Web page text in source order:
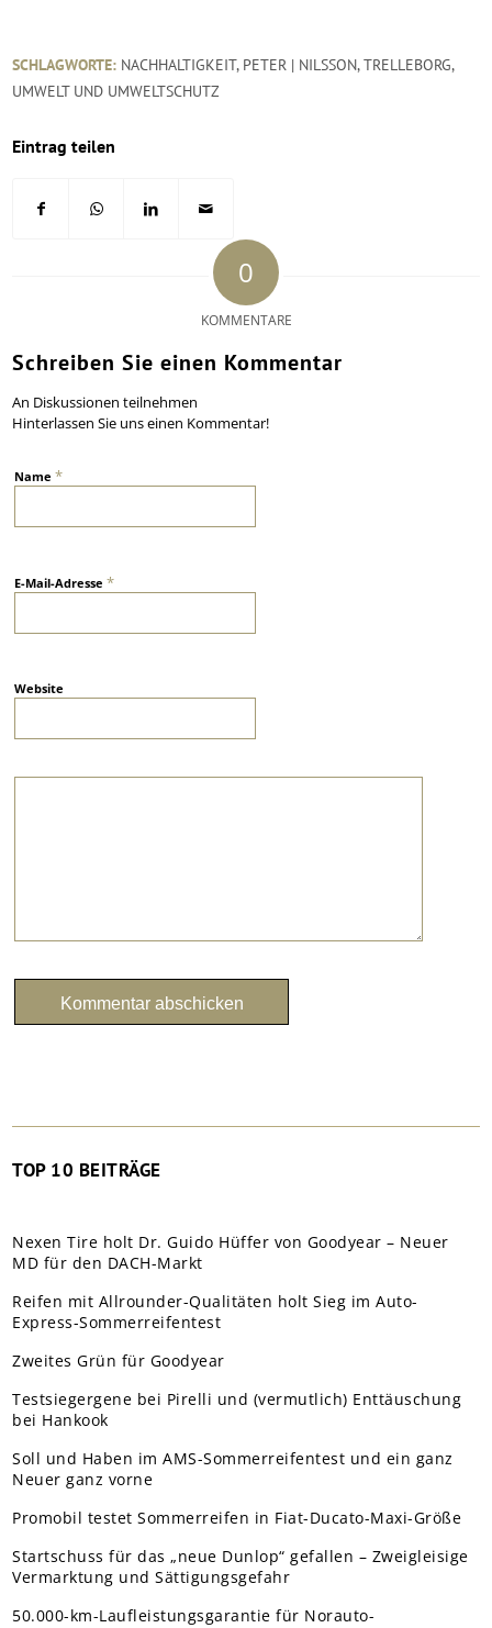
SCHLAGWORTE: NACHHALTIGKEIT, PETER | NILSSON,TRELLEBORG,
UMWELT UND UMWELTSCHUTZ
Eintrag teilen
0
KOMMENTARE
Schreiben Sie einen Kommentar
An Diskussionen teilnehmen
Hinterlassen Sie uns einen Kommentar!
Name*
E-Mail-Adresse*
Website
TOP 10 BEITRÄGE
Nexen Tire holt Dr. Guido Hüffer von Goodyear – Neuer
MD für den DACH-Markt
Reifen mit Allrounder-Qualitäten holt Sieg im Auto-
Express-Sommerreifentest
Zweites Grün für Goodyear
Testsiegergene bei Pirelli und (vermutlich) Enttäuschung
bei Hankook
Soll und Haben im AMS-Sommerreifentest und ein ganz
Neuer ganz vorne
Promobil testet Sommerreifen in Fiat-Ducato-Maxi-Größe
Startschuss für das „neue Dunlop“ gefallen – Zweigleisige
Vermarktung und Sättigungsgefahr
50.000-km-Laufleistungsgarantie für Norauto-